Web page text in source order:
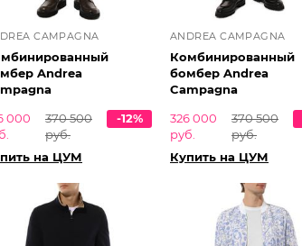
CAMPAGNA
Andrea
000
370 500
руб.
-12%
на ЦУМ
ANDREA CAMPAGNA
Комбинированный
бомбер Andrea
Campagna
326 000
руб.
370 500
руб.
Купить на ЦУМ